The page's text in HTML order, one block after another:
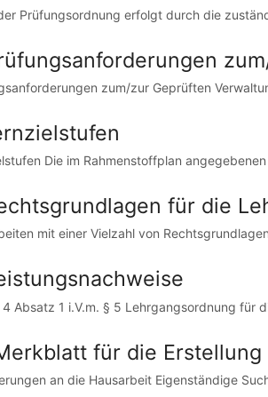
Prüfungsordnung erfolgt durch die
zum/zur Geprüften
Die im Rahmenstoffplan
für die
mit einer Vielzahl von
Absatz 1 i.V.m. § 5 Lehrgangsordnung für
für die
an die Hausarbeit Eigenständige